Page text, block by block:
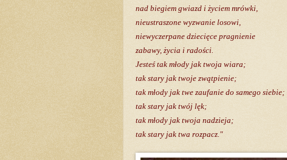
nad biegiem gwiazd i życiem mrówki,
nieustraszone wyzwanie losowi,
niewyczerpane dziecięce pragnienie
zabawy, życia i radości.
Jesteś tak młody jak twoja wiara;
tak stary jak twoje zwątpienie;
tak młody jak twe zaufanie do samego siebie;
tak stary jak twój lęk;
tak młody jak twoja nadzieja;
tak stary jak twa rozpacz."